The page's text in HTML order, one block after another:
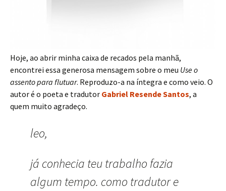
Hoje, ao abrir minha caixa de recados pela manhã,
encontrei essa generosa mensagem sobre o meu Use o
assento para flutuar. Reproduzo-a na íntegra e como veio. O
autor é o poeta e tradutor Gabriel Resende Santos, a
quem muito agradeço.
leo,
já conhecia teu trabalho fazia
algum tempo. como tradutor e